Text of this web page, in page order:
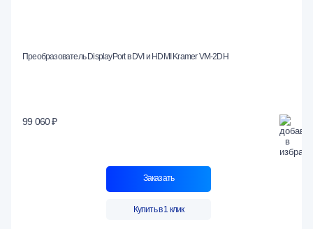
Преобразователь DisplayPort в DVI и HDMI Kramer VM-2DH
99 060 ₽
Заказать
Купить в 1 клик